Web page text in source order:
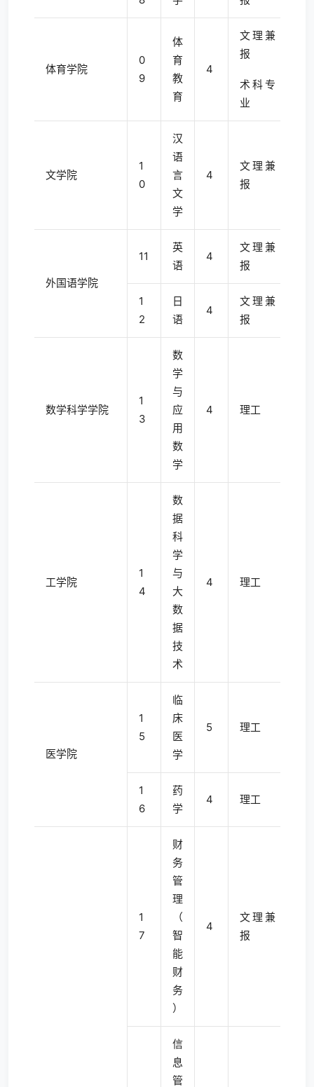
体育学院
0
9
体
育
教
育
4
文理兼
报
术科专
业
文学院
1
0
汉
语
言
文
学
4
文理兼
报
外国语学院
11
英
语
4
文理兼
报
1
2
日
语
4
文理兼
报
数学科学学院
1
3
数
学
与
应
用
数
学
4 理工
工学院
1
4
数
据
科
学
与
大
数
据
技
术
4 理工
医学院
1
5
临
床
医
学
5 理工
1
6
药
学
4 理工
1
7
财
务
管
理
（
智
能
财
务
）
4
文理兼
报
信
息
管